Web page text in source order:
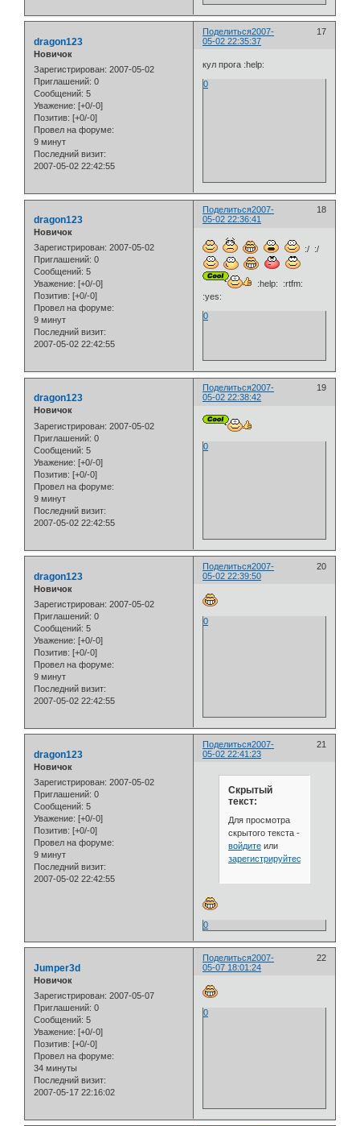
Поделиться 17
2007-
05-02 22:35:37
dragon123
Новичок
Зарегистрирован: 2007-05-02
Приглашений: 0
Сообщений: 5
Уважение: [+0/-0]
Позитив: [+0/-0]
Провел на форуме:
9 минут
Последний визит:
2007-05-02 22:42:55
кул прога :help:
0
Поделиться 18
2007-
05-02 22:36:41
dragon123
Новичок
Зарегистрирован: 2007-05-02
Приглашений: 0
Сообщений: 5
Уважение: [+0/-0]
Позитив: [+0/-0]
Провел на форуме:
9 минут
Последний визит:
2007-05-02 22:42:55
:/ :/
:help: :rtfm:
:yes:
0
Поделиться 19
2007-
05-02 22:38:42
dragon123
Новичок
Зарегистрирован: 2007-05-02
Приглашений: 0
Сообщений: 5
Уважение: [+0/-0]
Позитив: [+0/-0]
Провел на форуме:
9 минут
Последний визит:
2007-05-02 22:42:55
0
Поделиться 20
2007-
05-02 22:39:50
dragon123
Новичок
Зарегистрирован: 2007-05-02
Приглашений: 0
Сообщений: 5
Уважение: [+0/-0]
Позитив: [+0/-0]
Провел на форуме:
9 минут
Последний визит:
2007-05-02 22:42:55
0
Поделиться 21
2007-
05-02 22:41:23
dragon123
Новичок
Зарегистрирован: 2007-05-02
Приглашений: 0
Сообщений: 5
Уважение: [+0/-0]
Позитив: [+0/-0]
Провел на форуме:
9 минут
Последний визит:
2007-05-02 22:42:55
Скрытый
текст:
Для просмотра
скрытого текста -
войдитеили
зарегистрируйтесь
0
Поделиться 22
2007-
05-07 18:01:24
Jumper3d
Новичок
Зарегистрирован: 2007-05-07
Приглашений: 0
Сообщений: 5
Уважение: [+0/-0]
Позитив: [+0/-0]
Провел на форуме:
34 минуты
Последний визит:
2007-05-17 22:16:02
0